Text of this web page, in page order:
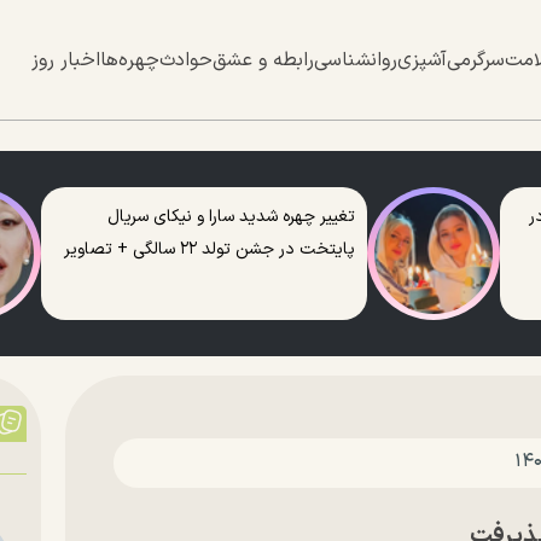
سرگرمیآشپزیروانشناسیرابطه و عشقحوادثچهره‌هااخبار روز
تغییر چهره شدید سارا و نیکای سریال
پایتخت در جشن تولد ۲۲ سالگی + تصاویر